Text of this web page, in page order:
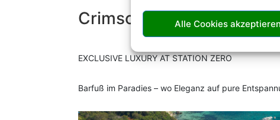
Alle Cookies akzeptieren
Crimson Resort and Spa,
EXCLUSIVE LUXURY AT STATION ZERO
Barfuß im Paradies – wo Eleganz auf pure